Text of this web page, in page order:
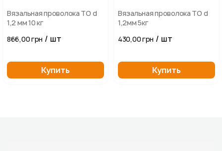
Вязальная проволока ТО d
1,2 мм 10 кг
866,00 грн / шт
Купить
Вязальная проволока ТО d
1,2мм 5кг
430,00 грн / шт
Купить